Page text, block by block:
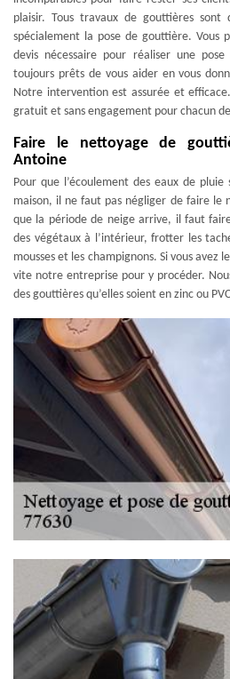
plaisir. Tous travaux de gouttières sont
spécialement la pose de gouttière. Vous
devis nécessaire pour réaliser une
toujours prêts de vous aider en vous
Notre intervention est assurée et
gratuit et sans engagement pour chacun
Faire le nettoyage de
Antoine
Pour que l’écoulement des eaux de
maison, il ne faut pas négliger de faire le
que la période de neige arrive, il faut
des végétaux à l’intérieur, frotter les
mousses et les champignons. Si vous avez
vite notre entreprise pour y procéder.
des gouttières qu’elles soient en zinc ou